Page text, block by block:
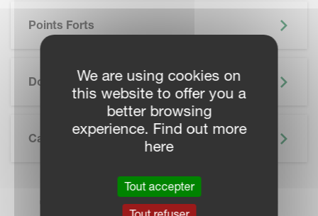
Points Forts
Documentation
Caractéristiques Techniques
We are using cookies on
this website to offer you a
better browsing
experience. Find out more
here
Tout accepter